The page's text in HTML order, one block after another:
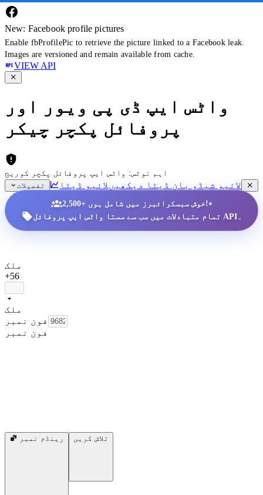
New: Facebook profile pictures
Enable fbProfilePic to retrieve the picture linked to a Facebook leak.
Images are versioned and remain available from cache.
VIEW API
واٹس ایپ ڈی پی ویور اور
پروفائل پکچر چیکر
اہم نوٹس: واٹس ایپ پروفائل پکچر کوریج
تفصیلات
لائیو شیڈو بان ڈیٹا دیکھیں لائیو ڈیٹا
2,500+ خوش سبسکرائبرز میں شامل ہوں!•
تمام متبادلات میں سب سے سستا واٹس ایپ پروفائل API۔
ملک
+56
ملک
فون نمبر
فون نمبر
رینڈم نمبر تلاش کریں